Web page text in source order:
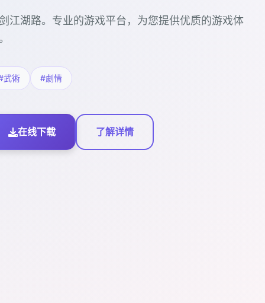
江湖路。专业的游戏平台，为您提供优质的游戏体
武術 #劇情
在线下载 了解详情